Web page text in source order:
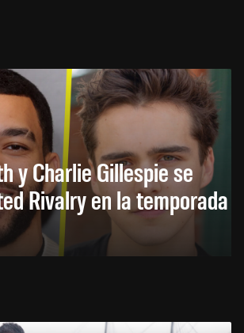
y Charlie Gillespie se
Rivalry en la temporada